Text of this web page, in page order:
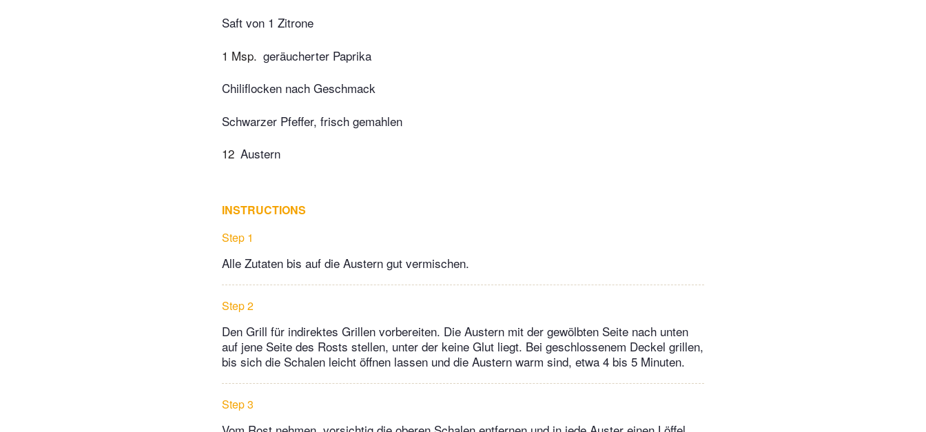
Saft von 1 Zitrone
1 Msp. geräucherter Paprika
Chiliflocken nach Geschmack
Schwarzer Pfeffer, frisch gemahlen
12 Austern
INSTRUCTIONS
Step 1
Alle Zutaten bis auf die Austern gut vermischen.
Step 2
Den Grill für indirektes Grillen vorbereiten. Die Austern mit der gewölbten Seite nach unten
auf jene Seite des Rosts stellen, unter der keine Glut liegt. Bei geschlossenem Deckel grillen,
bis sich die Schalen leicht öffnen lassen und die Austern warm sind, etwa 4 bis 5 Minuten.
Step 3